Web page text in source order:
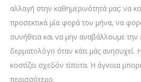
αλλαγή στην καθημερινότητά μας: να
προσεκτικά μία φορά τον μήνα, να
συνήθεια και να μην αναβάλλουμε την
δερματολόγο όταν κάτι μάς
κοστίζει σχεδόν τίποτα. Η άγνοια
περισσότερο.